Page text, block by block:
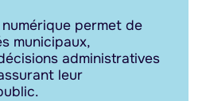
permet de
municipaux,
administratives
leur